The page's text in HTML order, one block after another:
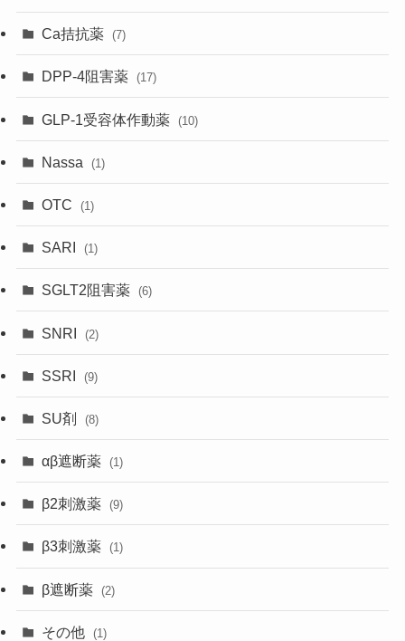
Ca拮抗薬 (7)
DPP-4阻害薬 (17)
GLP-1受容体作動薬 (10)
Nassa (1)
OTC (1)
SARI (1)
SGLT2阻害薬 (6)
SNRI (2)
SSRI (9)
SU剤 (8)
αβ遮断薬 (1)
β2刺激薬 (9)
β3刺激薬 (1)
β遮断薬 (2)
その他 (1)